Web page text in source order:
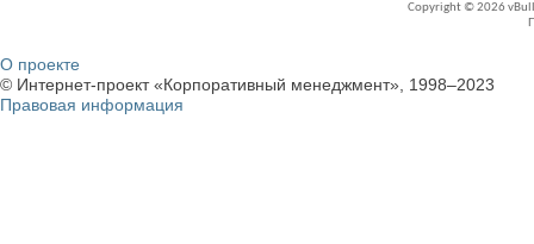
Copyright © 2026
О проекте
© Интернет-проект «Корпоративный менеджмент», 1998–2023
Правовая информация